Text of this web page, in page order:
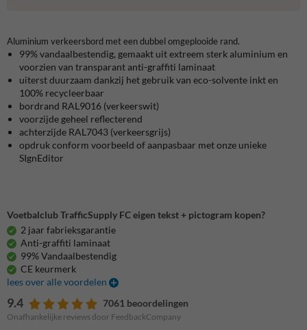
Aluminium verkeersbord met een dubbel omgeplooide rand.
99% vandaalbestendig, gemaakt uit extreem sterk aluminium en
voorzien van transparant anti-graffiti laminaat
uiterst duurzaam dankzij het gebruik van eco-solvente inkt en
100% recycleerbaar
bordrand RAL9016 (verkeerswit)
voorzijde geheel reflecterend
achterzijde RAL7043 (verkeersgrijs)
opdruk conform voorbeeld of aanpasbaar met onze unieke
SIgnEditor
Voetbalclub TrafficSupply FC eigen tekst + pictogram kopen?
2 jaar fabrieksgarantie
Anti-graffiti laminaat
99% Vandaalbestendig
CE keurmerk
lees over alle voordelen
9.4 7061 beoordelingen
Onafhankelijke reviews door FeedbackCompany